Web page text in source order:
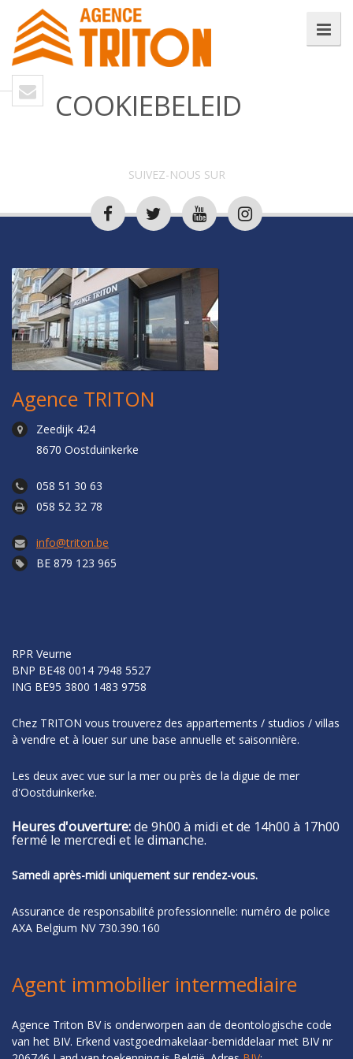
COOKIEBELEID
SUIVEZ-NOUS SUR
Agence TRITON
Zeedijk 424
8670 Oostduinkerke
058 51 30 63
058 52 32 78
info@triton.be
BE 879 123 965
RPR Veurne
BNP BE48 0014 7948 5527
ING BE95 3800 1483 9758
Chez TRITON vous trouverez des appartements / studios / villas
à vendre et à louer sur une base annuelle et saisonnière.
Les deux avec vue sur la mer ou près de la digue de mer
d'Oostduinkerke.
Heures d'ouverture:de 9h00 à midi et de 14h00 à 17h00
fermé le mercredi et le dimanche.
Samedi après-midi uniquement sur rendez-vous.
Assurance de responsabilité professionnelle: numéro de police
AXA Belgium NV 730.390.160
Agent immobilier intermediaire
Agence Triton BV is onderworpen aan de deontologische code
van het BIV. Erkend vastgoedmakelaar-bemiddelaar met BIV nr